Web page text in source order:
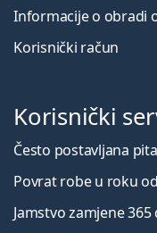
Informacije o obradi
Korisnički račun
Korisnički
Često postavljana
Povrat robe u roku
Jamstvo zamjene 365